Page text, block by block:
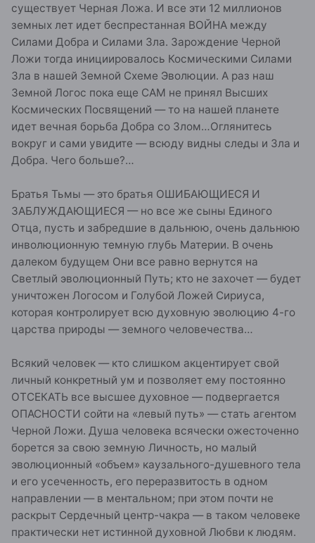
существует Черная Ложа. И все эти 12 миллионов
земных лет идет беспрестанная ВОЙНА между
Силами Добра и Силами Зла. Зарождение Черной
Ложи тогда инициировалось Космическими Силами
Зла в нашей Земной Схеме Эволюции. А раз наш
Земной Логос пока еще САМ не принял Высших
Космических Посвящений — то на нашей планете
идет вечная борьба Добра со Злом…Оглянитесь
вокруг и сами увидите — всюду видны следы и Зла и
Добра. Чего больше?…
Братья Тьмы — это братья ОШИБАЮЩИЕСЯ И
ЗАБЛУЖДАЮЩИЕСЯ — но все же сыны Единого
Отца, пусть и забредшие в дальнюю, очень дальнюю
инволюционную темную глубь Материи. В очень
далеком будущем Они все равно вернутся на
Светлый эволюционный Путь; кто не захочет — будет
уничтожен Логосом и Голубой Ложей Сириуса,
которая контролирует всю духовную эволюцию 4-го
царства природы — земного человечества…
Всякий человек — кто слишком акцентирует свой
личный конкретный ум и позволяет ему постоянно
ОТСЕКАТЬ все высшее духовное — подвергается
ОПАСНОСТИ сойти на «левый путь» — стать агентом
Черной Ложи. Душа человека всячески ожесточенно
борется за свою земную Личность, но малый
эволюционный «объем» каузального-душевного тела
и его усеченность, его переразвитость в одном
направлении — в ментальном; при этом почти не
раскрыт Сердечный центр-чакра — в таком человеке
практически нет истинной духовной Любви к людям.